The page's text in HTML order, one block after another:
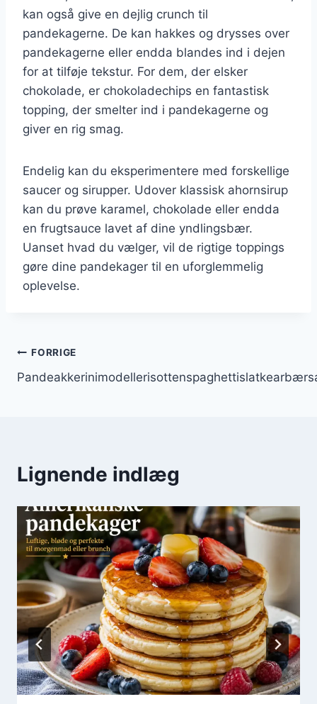
kan også give en dejlig crunch til
pandekagerne. De kan hakkes og drysses over
pandekagerne eller endda blandes ind i dejen
for at tilføje tekstur. For dem, der elsker
chokolade, er chokoladechips en fantastisk
topping, der smelter ind i pandekagerne og
giver en rig smag.
Endelig kan du eksperimentere med forskellige
saucer og sirupper. Udover klassisk ahornsirup
kan du prøve karamel, chokolade eller endda
en frugtsauce lavet af dine yndlingsbær.
Uanset hvad du vælger, vil de rigtige toppings
gøre dine pandekager til en uforglemmelig
oplevelse.
Indlægsnavigation
FORRIGE
Lignende indlæg